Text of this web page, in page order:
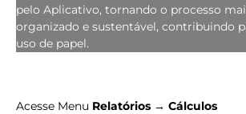
pelo Aplicativo, tornando o processo
organizado e sustentável, contribuindo
uso de papel.
Acesse Menu Relatórios → Cálculos